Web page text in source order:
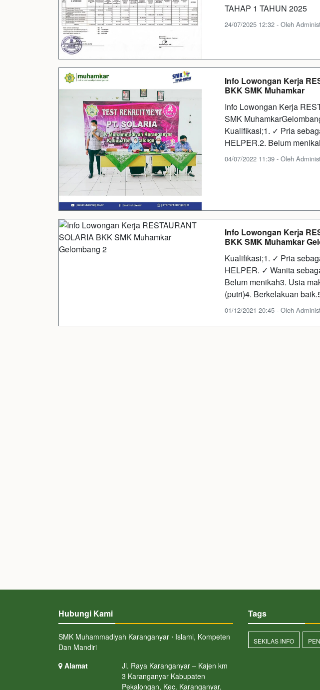
TAHAP 1 TAHUN 2025
24/07/2025 12:32 - Oleh
Info Lowongan Kerja
BKK SMK Muhamkar
Info Lowongan Kerja
SMK
Kualifikasi;1. ✓ Pria
HELPER.2. Belum
04/07/2022 11:39 - Oleh
Info Lowongan Kerja
BKK SMK Muhamkar
Kualifikasi;1. ✓ Pria
HELPER. ✓ Wanita
Belum menikah3. Usia
(putri)4. Berkelakuan
01/12/2021 20:45 - Oleh
Hubungi Kami
SMK Muhammadiyah Karanganyar ⋅ Islami, Kompeten
Dan Mandiri
Alamat
Jl. Raya Karanganyar – Kajen km
3 Karanganyar Kabupaten
Pekalongan, Kec. Karanganyar,
Tags
SEKILAS INFO